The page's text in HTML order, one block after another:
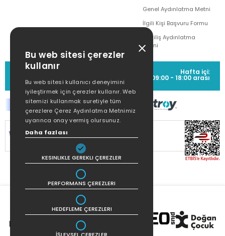
Genel Aydınlatma Metni
İlgili Kişi Başvuru Formu
Çekiliş Aydınlatma
Metni
MÜŞTERİ HİZMETLERİ
(0212) 373 77 00
Hafta içi:
09:00 - 18:00 arası
SİTEMİZ
KORUNMAKTADIR.
Bu web sitesi çerezler
kullanır
Bu web sitesi kullanıcı deneyimini
iyileştirmek için çerezler kullanır. Web
sitemizi kullanmak suretiyle tüm
çerezlere Çerez Aydınlatma Metnimiz
uyarınca onay vermiş olursunuz.
Daha fazlası
KESINLIKLE GEREKLI ÇEREZLER
PERFORMANS ÇEREZLERI
HEDEFLEME ÇEREZLERI